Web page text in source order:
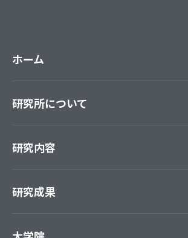
ホーム
研究所について
研究内容
研究成果